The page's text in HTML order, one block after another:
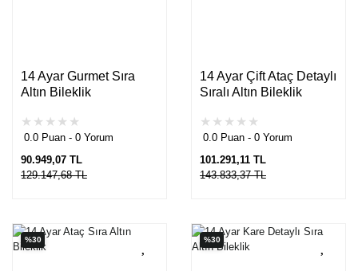
14 Ayar Gurmet Sıra
Altın Bileklik
0.0 Puan - 0 Yorum
90.949,07 TL
129.147,68 TL
14 Ayar Çift Ataç Detaylı
Sıralı Altın Bileklik
0.0 Puan - 0 Yorum
101.291,11 TL
143.833,37 TL
%30 %30